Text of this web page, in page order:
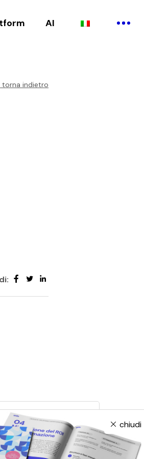
AI
torna indietro
tutto ciò che devi
chiudi